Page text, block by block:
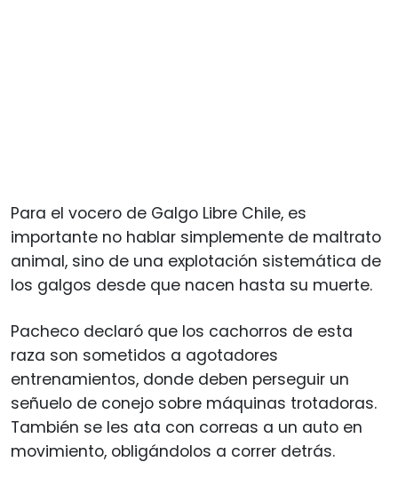
Para el vocero de Galgo Libre Chile, es
importante no hablar simplemente de maltrato
animal, sino de una explotación sistemática de
los galgos desde que nacen hasta su muerte.
Pacheco declaró que los cachorros de esta
raza son sometidos a agotadores
entrenamientos, donde deben perseguir un
señuelo de conejo sobre máquinas trotadoras.
También se les ata con correas a un auto en
movimiento, obligándolos a correr detrás.